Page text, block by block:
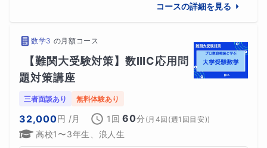
コースの詳細を見る
数学3 の月額コース
【難関大受験対策】数ⅢC応用問
題対策講座
三者面談あり 無料体験あり
32,000円 /月 1回 60分 ( 月4回(週1回目安))
高校1〜3年生、浪人生